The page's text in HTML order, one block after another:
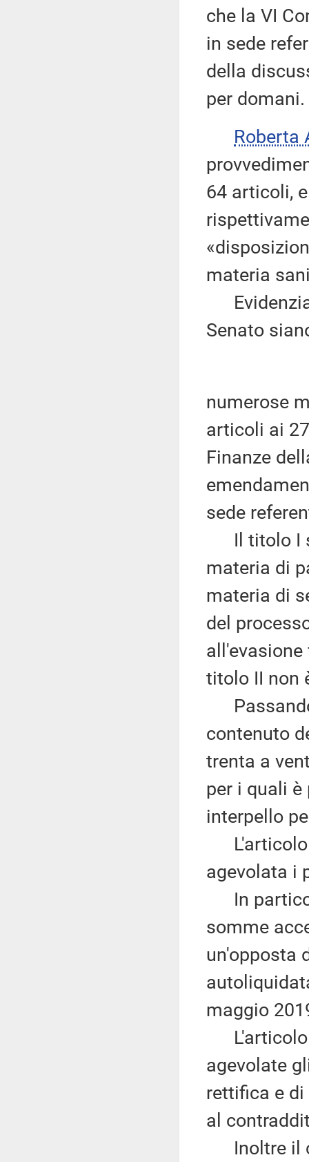
che la VI
in sede
della
per domani.
Roberta
64 articoli,
materia
Evidenzia
Senato
numerose
articoli ai
Finanze
sede
Il titolo I
materia di
materia di
del
titolo II non
contenuto
trenta a
per i quali
interpello
L'articolo
agevolata i
In
somme
un'opposta
maggio
L'articolo
agevolate
rettifica e
al
Inoltre il